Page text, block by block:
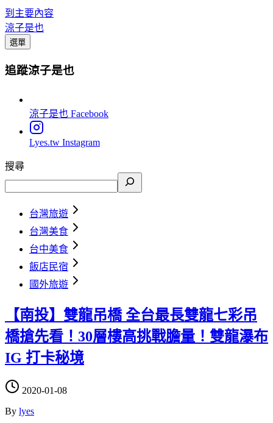
到主要內容
涼子是也
選單
追蹤涼子是也
涼子是也 Facebook
Lyes.tw Instagram
搜尋
台灣旅遊
台灣美食
台中美食
飯店民宿
國外旅遊
【南投】雙龍吊橋 全台最長雙龍七彩吊
橋搶先看！30層樓高挑戰膽量！雙龍瀑布
IG 打卡秘境
2020-01-08
By lyes